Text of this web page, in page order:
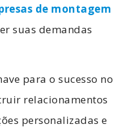
de montagem
suas demandas
para o sucesso no
relacionamentos
personalizadas e